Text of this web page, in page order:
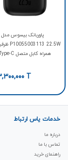
همراه کابل متصل Type-C و لایتنینگ
T
خدمات یاس ارتباط
درباره ما
تماس با ما
راهنمای خرید